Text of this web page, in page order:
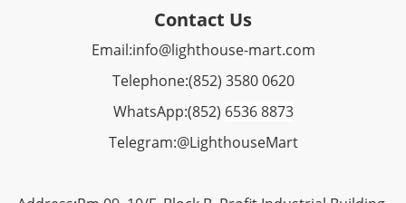
Contact Us
Email:info@lighthouse-mart.com
Telephone:(852) 3580 0620
WhatsApp:(852) 6536 8873
Telegram:@LighthouseMart